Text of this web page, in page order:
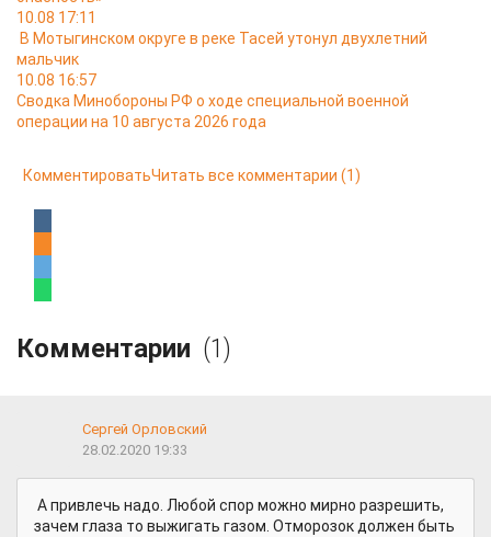
10.08 17:11
В Мотыгинском округе в реке Тасей утонул двухлетний
мальчик
10.08 16:57
Сводка Минобороны РФ о ходе специальной военной
операции на 10 августа 2026 года
КомментироватьЧитать все комментарии (1)
Комментарии (1)
Сергей Орловский
28.02.2020 19:33
А привлечь надо. Любой спор можно мирно разрешить,
зачем глаза то выжигать газом. Отморозок должен быть